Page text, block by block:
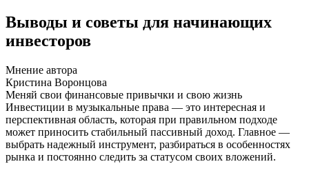
Выводы и советы для начинающих
инвесторов
Мнение автора
Кристина Воронцова
Меняй свои финансовые привычки и свою жизнь
Инвестиции в музыкальные права — это интересная и
перспективная область, которая при правильном подходе
может приносить стабильный пассивный доход. Главное —
выбрать надежный инструмент, разбираться в особенностях
рынка и постоянно следить за статусом своих вложений.